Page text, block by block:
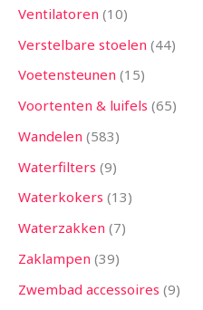
Ventilatoren 10
Verstelbare stoelen 44
Voetensteunen 15
Voortenten & luifels 65
Wandelen 583
Waterfilters 9
Waterkokers 13
Waterzakken 7
Zaklampen 39
Zwembad accessoires 9